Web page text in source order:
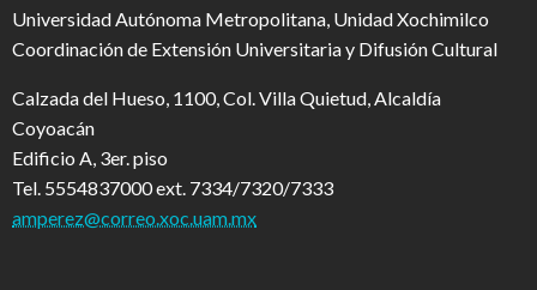
Universidad Autónoma Metropolitana, Unidad Xochimilco
Coordinación de Extensión Universitaria y Difusión Cultural
Calzada del Hueso, 1100, Col. Villa Quietud, Alcaldía
Coyoacán
Edificio A, 3er. piso
Tel. 5554837000 ext. 7334/7320/7333
amperez@correo.xoc.uam.mx